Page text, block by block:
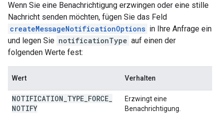
Wenn Sie eine Benachrichtigung erzwingen oder eine stille
Nachricht senden möchten, fügen Sie das Feld
createMessageNotificationOptions in Ihre Anfrage ein
und legen Sie notificationType auf einen der
folgenden Werte fest:
Wert Verhalten
NOTIFICATION TYPE FORCE
NOTIFY
Erzwingt eine
Benachrichtigung.